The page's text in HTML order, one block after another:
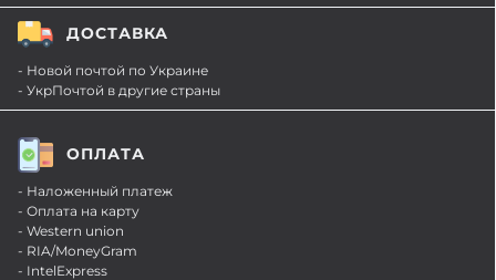
ДОСТАВКА
- Новой почтой по Украине
- УкрПочтой в другие страны
ОПЛАТА
- Наложенный платеж
- Оплата на карту
- Western union
- RIA/MoneyGram
- IntelExpress